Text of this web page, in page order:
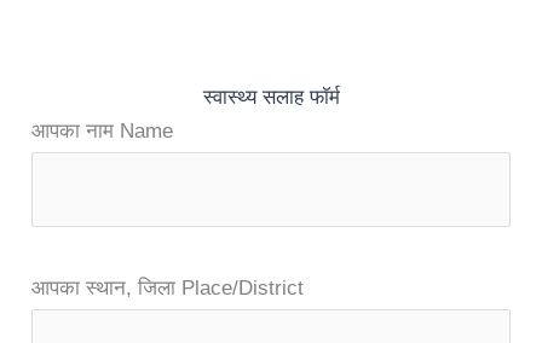
स्वास्थ्य सलाह फॉर्म
आपका नाम Name
आपका स्थान, जिला Place/District